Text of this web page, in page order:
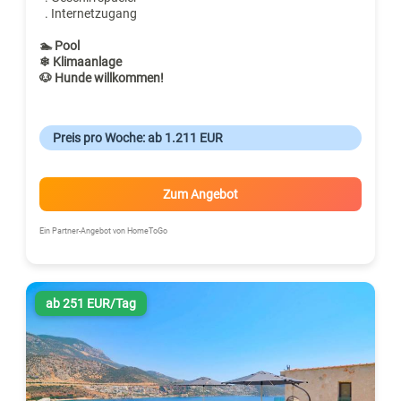
. Internetzugang
🏊 Pool
❄ Klimaanlage
🐶 Hunde willkommen!
Preis pro Woche: ab 1.211 EUR
Zum Angebot
Ein Partner-Angebot von HomeToGo
ab 251 EUR/Tag